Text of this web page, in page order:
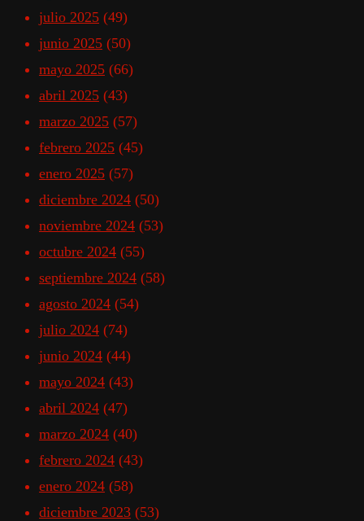
julio 2025 (49)
junio 2025 (50)
mayo 2025 (66)
abril 2025 (43)
marzo 2025 (57)
febrero 2025 (45)
enero 2025 (57)
diciembre 2024 (50)
noviembre 2024 (53)
octubre 2024 (55)
septiembre 2024 (58)
agosto 2024 (54)
julio 2024 (74)
junio 2024 (44)
mayo 2024 (43)
abril 2024 (47)
marzo 2024 (40)
febrero 2024 (43)
enero 2024 (58)
diciembre 2023 (53)